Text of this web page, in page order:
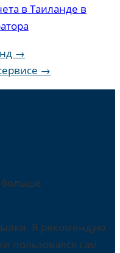
в Таиланде в
→
→
Я рекомендую
пользовался сам